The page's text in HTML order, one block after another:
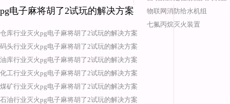
物联网消防给水机组
七氟丙烷灭火装置
pg电子麻将胡了2试玩的解决方案
仓库行业灭火pg电子麻将胡了2试玩的解决方案
码头行业灭火pg电子麻将胡了2试玩的解决方案
油库行业灭火pg电子麻将胡了2试玩的解决方案
化工行业灭火pg电子麻将胡了2试玩的解决方案
煤矿行业灭火pg电子麻将胡了2试玩的解决方案
石油行业灭火pg电子麻将胡了2试玩的解决方案